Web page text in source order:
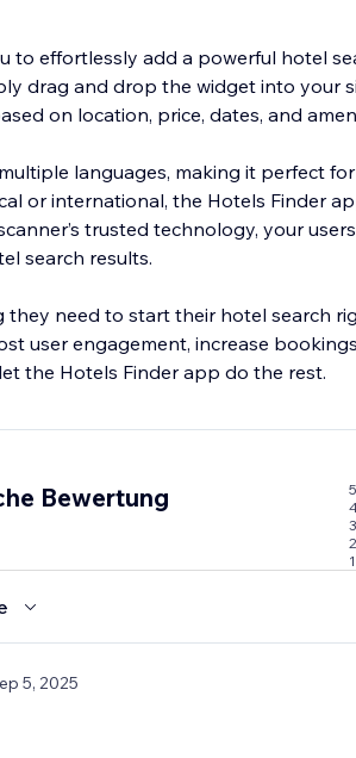
to effortlessly add a powerful hotel
drag and drop the widget into your
on location, price, dates, and
languages, making it perfect
or international, the Hotels Finder
trusted technology, your
search results.
they need to start their hotel search
user engagement, increase
the Hotels Finder app do the rest.
Bewertung 5
3
2
1
5, 2025